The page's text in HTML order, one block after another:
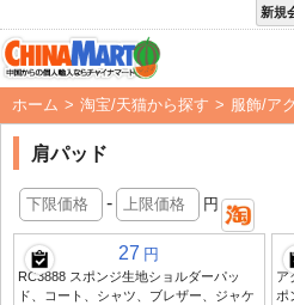
新規
ホーム > 淘宝/天猫から探す > 服飾/ア
肩パッド
- 円
27 円
RC3888 スポンジ生地ショルダーパッ
ド、コート、シャツ、ブレザー、ジャケ
ア
ポ